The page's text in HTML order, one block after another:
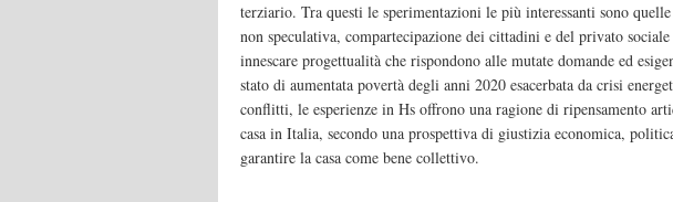
terziario. Tra questi le sperimentazioni le più interessanti sono quelle
non speculativa, compartecipazione dei cittadini e del privato
innescare progettualità che rispondono alle mutate domande ed
stato di aumentata povertà degli anni 2020 esacerbata da crisi
conflitti, le esperienze in Hs offrono una ragione di ripensamento
casa in Italia, secondo una prospettiva di giustizia economica,
garantire la casa come bene collettivo.